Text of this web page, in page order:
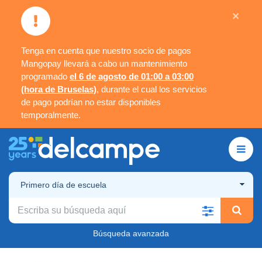
Tenga en cuenta que nuestro socio de pagos
Mangopay llevará a cabo un mantenimiento
programado el 6 de agosto de 01:00 a 03:00
(hora de Bruselas), durante el cual los servicios
de pago podrían no estar disponibles
temporalmente.
×
Primero día de escuela
Búsqueda avanzada